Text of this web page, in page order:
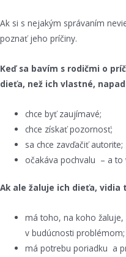
Ak si s nejakým správaním
poznať jeho príčiny.
Keď sa bavím s rodičmi o
dieťa, než ich vlastné,
chce byť zaujímavé;
chce získať pozornosť;
sa chce zavďačiť autorite;
očakáva pochvalu – a
Ak ale žaluje ich dieťa,
má toho, na koho
v budúcnosti problémom;
má potrebu poriadku a